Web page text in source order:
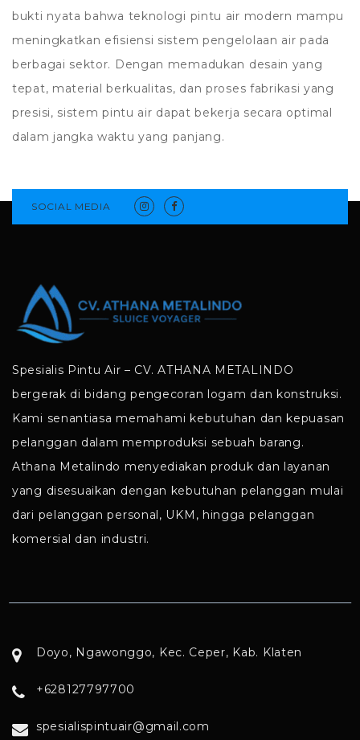
bukti nyata bahwa teknologi pintu air modern mampu
meningkatkan efisiensi sistem pengelolaan air pada
berbagai sektor. Dengan memadukan desain yang
tepat, material berkualitas, dan proses fabrikasi yang
presisi, sistem pintu air dapat bekerja secara optimal
dalam jangka waktu yang panjang.
SOCIAL MEDIA
Spesialis Pintu Air – CV. ATHANA METALINDO
bergerak di bidang pengecoran logam dan konstruksi.
Kami senantiasa memahami kebutuhan dan kepuasan
pelanggan dalam memproduksi sebuah barang.
Athana Metalindo menyediakan produk dan layanan
yang disesuaikan dengan kebutuhan pelanggan mulai
dari pelanggan personal, UKM, hingga pelanggan
komersial dan industri.
Doyo, Ngawonggo, Kec. Ceper, Kab. Klaten
+628127797700
spesialispintuair@gmail.com